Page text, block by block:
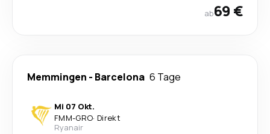
ab69 €
Memmingen - Barcelona 6 Tage
Mi 07 Okt.
FMM-GRO· Direkt
Ryanair